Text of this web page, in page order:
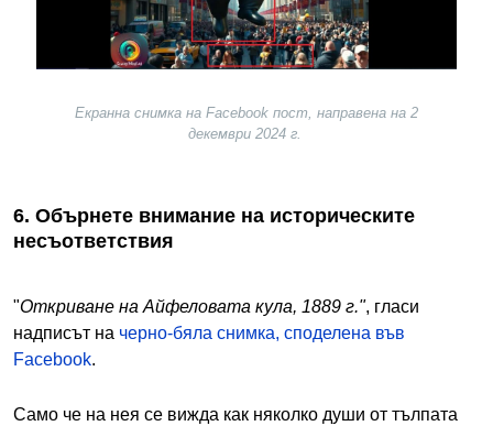
Екранна снимка на Facebook пост, направена на 2
декември 2024 г.
6. Обърнете внимание на историческите
несъответствия
"Откриване на Айфеловата кула, 1889 г.", гласи
надписът на черно-бяла снимка, споделена във
Facebook.
Само че на нея се вижда как няколко души от тълпата